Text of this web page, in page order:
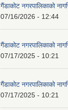
गैंडाकोट नगरपालिकाको
07/16/2026 - 12:44
गैंडाकोट नगरपालिकाको
07/17/2025 - 10:21
गैंडाकोट नगरपालिकाको
07/17/2025 - 10:21